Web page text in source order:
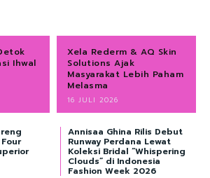
Ihwal
Xela Rederm & AQ Skin
Solutions Ajak
Masyarakat Lebih Paham
Melasma
16 JULI 2026
Annisaa Ghina Rilis Debut
Runway Perdana Lewat
Koleksi Bridal “Whispering
Clouds” di Indonesia
Fashion Week 2026